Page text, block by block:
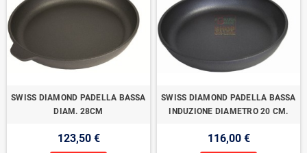
SWISS DIAMOND PADELLA BASSA
DIAM. 28CM
123,50 €
SWISS DIAMOND PADELLA BASSA
INDUZIONE DIAMETRO 20 CM.
116,00 €